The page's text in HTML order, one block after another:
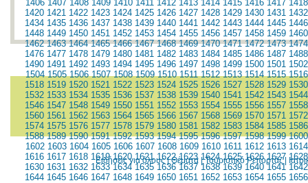
1406 1407 1408 1409 1410 1411 1412 1413 1414 1415 1416 1417 1418
1420 1421 1422 1423 1424 1425 1426 1427 1428 1429 1430 1431 1432
1434 1435 1436 1437 1438 1439 1440 1441 1442 1443 1444 1445 1446
1448 1449 1450 1451 1452 1453 1454 1455 1456 1457 1458 1459 1460
1462 1463 1464 1465 1466 1467 1468 1469 1470 1471 1472 1473 1474
1476 1477 1478 1479 1480 1481 1482 1483 1484 1485 1486 1487 1488
1490 1491 1492 1493 1494 1495 1496 1497 1498 1499 1500 1501 1502
1504 1505 1506 1507 1508 1509 1510 1511 1512 1513 1514 1515 1516
1518 1519 1520 1521 1522 1523 1524 1525 1526 1527 1528 1529 1530
1532 1533 1534 1535 1536 1537 1538 1539 1540 1541 1542 1543 1544
1546 1547 1548 1549 1550 1551 1552 1553 1554 1555 1556 1557 1558
1560 1561 1562 1563 1564 1565 1566 1567 1568 1569 1570 1571 1572
1574 1575 1576 1577 1578 1579 1580 1581 1582 1583 1584 1585 1586
1588 1589 1590 1591 1592 1593 1594 1595 1596 1597 1598 1599 1600
1602 1603 1604 1605 1606 1607 1608 1609 1610 1611 1612 1613 1614
1616 1617 1618 1619 1620 1621 1622 1623 1624 1625 1626 1627 1628
1630 1631 1632 1633 1634 1635 1636 1637 1638 1639 1640 1641 1642
1644 1645 1646 1647 1648 1649 1650 1651 1652 1653 1654 1655 1656
Ειδήσεις για όλους|Θέματα|Τουριστικό Ρεπορτάζ